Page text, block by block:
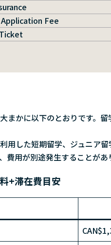
Application Fee
まかに以下のとおりです。
用した短期留学、ジュニア
費用が別途発生することがあ
+滞在費目安